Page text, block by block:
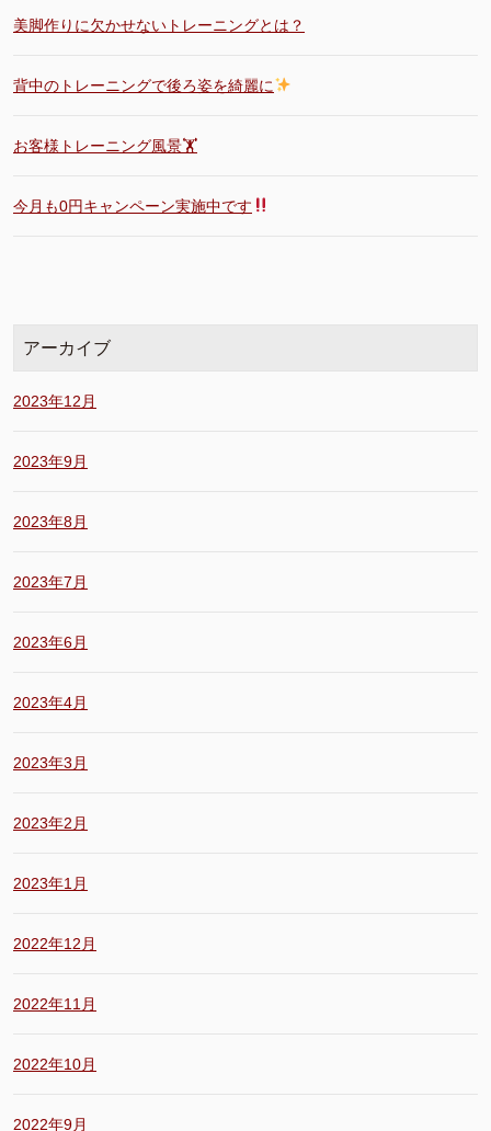
美脚作りに欠かせないトレーニングとは？
背中のトレーニングで後ろ姿を綺麗に
お客様トレーニング風景🏋️
今月も0円キャンペーン実施中です
アーカイブ
2023年12月
2023年9月
2023年8月
2023年7月
2023年6月
2023年4月
2023年3月
2023年2月
2023年1月
2022年12月
2022年11月
2022年10月
2022年9月